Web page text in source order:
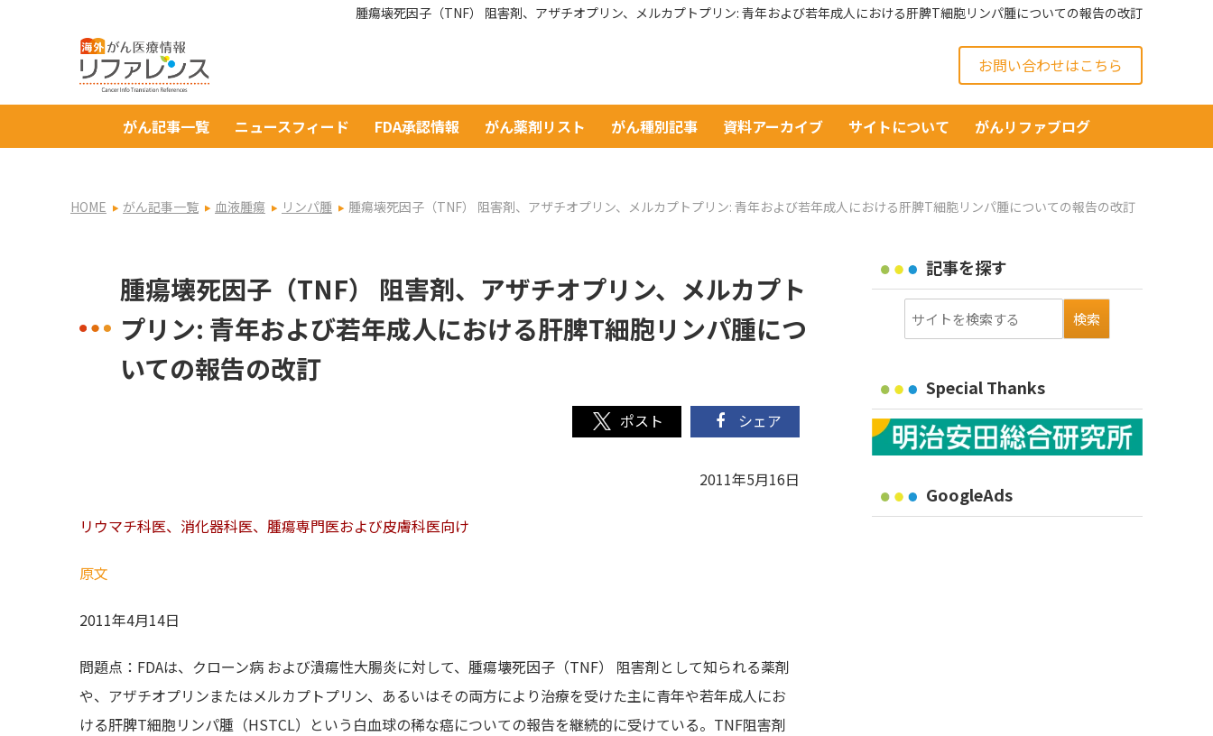
腫瘍壊死因子（TNF） 阻害剤、アザチオプリン、メルカプトプリン: 青年および若年成人における肝脾T細胞リンパ腫についての報告の改訂
お問い合わせはこちら
がん記事一覧 ニュースフィード FDA承認情報 がん薬剤リスト がん種別記事 資料アーカイブ サイトについて がんリファブログ
HOME がん記事一覧 血液腫瘍 リンパ腫 腫瘍壊死因子（TNF） 阻害剤、アザチオプリン、メルカプトプリン: 青年および若年成人における肝脾T細胞リンパ腫についての報告の改訂
腫瘍壊死因子（TNF） 阻害剤、アザチオプリン、メルカプト
プリン: 青年および若年成人における肝脾T細胞リンパ腫につ
いての報告の改訂
シェア
2011年5月16日
リウマチ科医、消化器科医、腫瘍専門医および皮膚科医向け
原文
2011年4月14日
問題点：FDAは、クローン病 および潰瘍性大腸炎に対して、腫瘍壊死因子（TNF） 阻害剤として知られる薬剤
や、アザチオプリンまたはメルカプトプリン、あるいはその両方により治療を受けた主に青年や若年成人にお
ける肝脾T細胞リンパ腫（HSTCL）という白血球の稀な癌についての報告を継続的に受けている。TNF阻害剤
記事を探す
Special Thanks
GoogleAds